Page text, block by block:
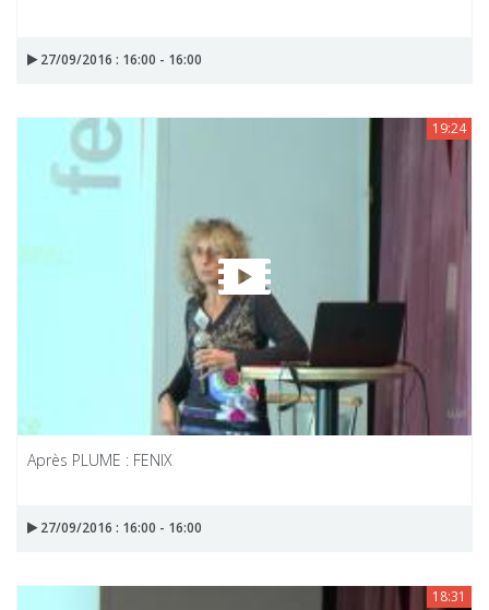
27/09/2016 : 16:00 - 16:00
19:24
Après PLUME : FENIX
27/09/2016 : 16:00 - 16:00
18:31